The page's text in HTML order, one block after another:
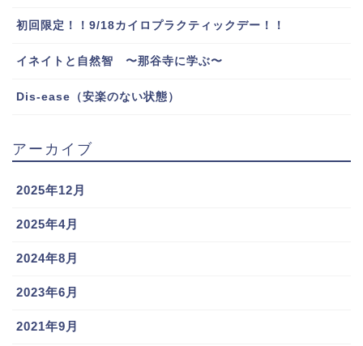
初回限定！！9/18カイロプラクティックデー！！
イネイトと自然智 〜那谷寺に学ぶ〜
Dis-ease（安楽のない状態）
アーカイブ
2025年12月
2025年4月
2024年8月
2023年6月
2021年9月